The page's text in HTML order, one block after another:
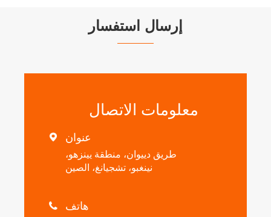
إرسال استفسار
معلومات الاتصال
 عنوان
طريق دييوان، منطقة يينزهو،
نينغبو، تشجيانغ، الصين
 هاتف